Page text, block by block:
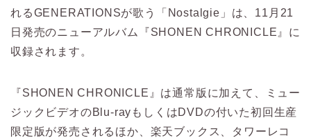
れるGENERATIONSが歌う「Nostalgie」は、11月21
日発売のニューアルバム『SHONEN CHRONICLE』に
収録されます。
『SHONEN CHRONICLE』は通常版に加えて、ミュー
ジックビデオのBlu-rayもしくはDVDの付いた初回生産
限定版が発売されるほか、楽天ブックス、タワーレコ